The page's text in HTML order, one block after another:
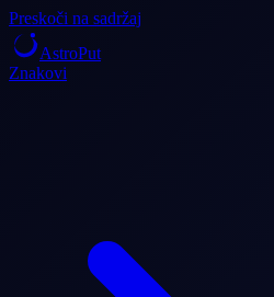
Preskoči na sadržaj
AstroPut
Znakovi